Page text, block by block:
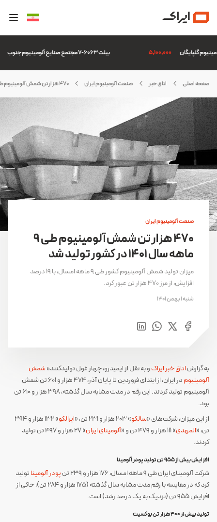
بیلت 6063-7 مجتمع صنایع آلومینیوم جنوب 5,100,000
صفحه اصلی اتاق خبر صنعت آلومینیوم ایران 470 هزار تن شمش آلومینیوم طی 9 ماهه سال 1401 در کشور تولید شد
صنعت آلومینیوم ایران
470 هزار تن شمش آلومینیوم طی 9
ماهه سال 1401 در کشور تولید شد
میزان تولید شمش آلومینیوم کشور طی 9 ماهه امسال، با 19 درصد
افزایش، از مرز 470 هزار تن عبور کرد.
شنبه 1 بهمن 1401
به گزارشاتاق خبر ایراکو به نقل از ایمیدرو، چهار غول تولیدکنندهشمش
آلومینیوم
در ایران، از ابتدای فروردین تا پایان آذر، 474 هزار و 601 تن شمش
آلومینیوم تولید کردند. این رقم در مدت مشابه سال گذشته، 398 هزار و 610 تن
بود.
از این میزان، شرکت‌های «سالکو» 203 هزار و 231 تن، « ایرالکو
» 132 هزار و 394
تن، «المهدی» 111 هزار و 479 تن و « آلومینای ایران
» 27 هزار و 497 تن تولید
کردند.
افزایش بیش از 955 تن تولید پودر آلومینا
شرکت آلومینای ایران طی 9 ماهه امسال، 176 هزار و 239 تن پودر آلومیناتولید
کرد که در مقایسه با رقم مدت مشابه سال گذشته (175 هزار و 284 تن)، حاکی از
افزایش 955 تن (نزدیک به یک درصد رشد) است.
تولید بیش از 400 هزار تن بوکسیت